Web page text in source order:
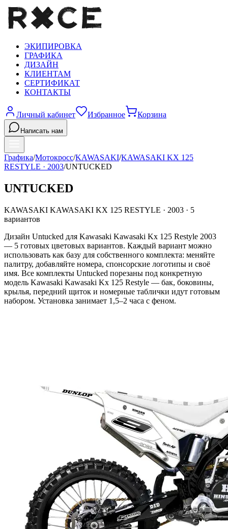
ЭКИПИРОВКА
ГРАФИКА
ДИЗАЙН
КЛИЕНТАМ
СЕРТИФИКАТ
КОНТАКТЫ
Личный кабинет Избранное Корзина
Написать нам
Графика/Мотокросс/KAWASAKI/KAWASAKI KX 125
RESTYLE · 2003/UNTUCKED
UNTUCKED
KAWASAKI KAWASAKI KX 125 RESTYLE · 2003 · 5
вариантов
Дизайн Untucked для Kawasaki Kawasaki Kx 125 Restyle 2003
— 5 готовых цветовых вариантов. Каждый вариант можно
использовать как базу для собственного комплекта: меняйте
палитру, добавляйте номера, спонсорские логотипы и своё
имя. Все комплекты Untucked порезаны под конкретную
модель Kawasaki Kawasaki Kx 125 Restyle — бак, боковины,
крылья, передний щиток и номерные таблички идут готовым
набором. Установка занимает 1,5–2 часа с феном.